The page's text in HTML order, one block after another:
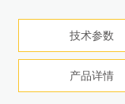
技术参数
产品详情
产品详情
技术参数
产品详情
技术参数
产品详情
技术参数
产品详情
产品详情
技术参数
产品详情
产品详情
技术参数
产品详情
技术参数
产品详情
产品详情
产品详情
技术参数
产品详情
技术参数
产品详情
产品详情
技术参数
产品详情
技术参数
产品详情
产品详情
技术参数
产品详情
产品详情
技术参数
产品详情
技术参数
技术参数
产品详情
产品手册
产品详情
产品详情